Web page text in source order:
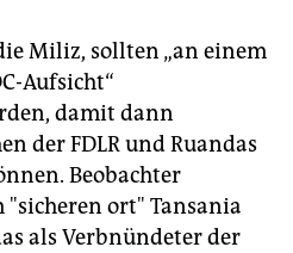
Miliz, sollten „an einem
Aufsicht“
damit dann
der FDLR und Ruandas
Beobachter
ort" Tansania
als Verbnündeter der